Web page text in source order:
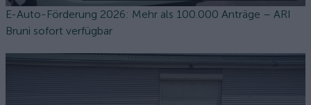
E-Auto-Förderung 2026: Mehr als 100.000 Anträge – ARI
Bruni sofort verfügbar